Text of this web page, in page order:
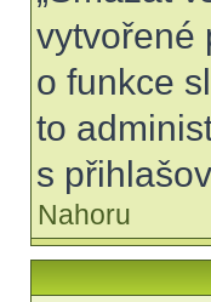
vytvořené
o funkce
to
s
Nahoru